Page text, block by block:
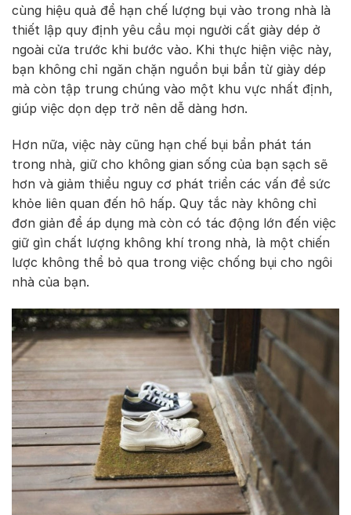
cùng hiệu quả để hạn chế lượng bụi vào trong nhà là
thiết lập quy định yêu cầu mọi người cất giày dép ở
ngoài cửa trước khi bước vào. Khi thực hiện việc này,
bạn không chỉ ngăn chặn nguồn bụi bẩn từ giày dép
mà còn tập trung chúng vào một khu vực nhất định,
giúp việc dọn dẹp trở nên dễ dàng hơn.
Hơn nữa, việc này cũng hạn chế bụi bẩn phát tán
trong nhà, giữ cho không gian sống của bạn sạch sẽ
hơn và giảm thiểu nguy cơ phát triển các vấn đề sức
khỏe liên quan đến hô hấp. Quy tắc này không chỉ
đơn giản để áp dụng mà còn có tác động lớn đến việc
giữ gìn chất lượng không khí trong nhà, là một chiến
lược không thể bỏ qua trong việc chống bụi cho ngôi
nhà của bạn.